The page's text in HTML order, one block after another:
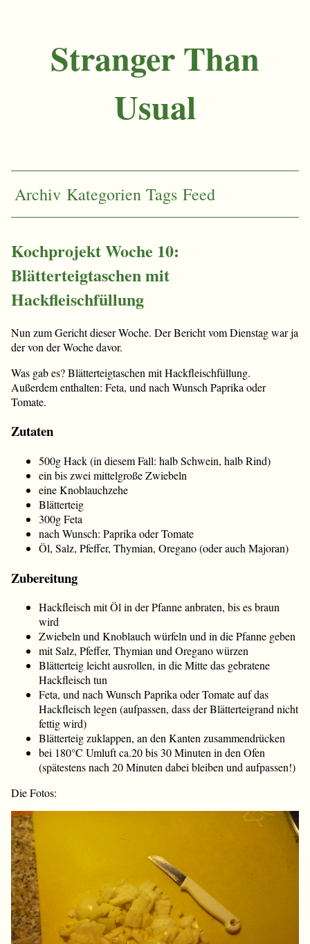
Stranger Than
Usual
Archiv Kategorien Tags Feed
Kochprojekt Woche 10:
Blätterteigtaschen mit
Hackfleischfüllung
Nun zum Gericht dieser Woche. Der Bericht vom Dienstag war ja
der von der Woche davor.
Was gab es? Blätterteigtaschen mit Hackfleischfüllung.
Außerdem enthalten: Feta, und nach Wunsch Paprika oder
Tomate.
Zutaten
500g Hack (in diesem Fall: halb Schwein, halb Rind)
ein bis zwei mittelgroße Zwiebeln
eine Knoblauchzehe
Blätterteig
300g Feta
nach Wunsch: Paprika oder Tomate
Öl, Salz, Pfeffer, Thymian, Oregano (oder auch Majoran)
Zubereitung
Hackfleisch mit Öl in der Pfanne anbraten, bis es braun
wird
Zwiebeln und Knoblauch würfeln und in die Pfanne geben
mit Salz, Pfeffer, Thymian und Oregano würzen
Blätterteig leicht ausrollen, in die Mitte das gebratene
Hackfleisch tun
Feta, und nach Wunsch Paprika oder Tomate auf das
Hackfleisch legen (aufpassen, dass der Blätterteigrand nicht
fettig wird)
Blätterteig zuklappen, an den Kanten zusammendrücken
bei 180°C Umluft ca.20 bis 30 Minuten in den Ofen
(spätestens nach 20 Minuten dabei bleiben und aufpassen!)
Die Fotos: